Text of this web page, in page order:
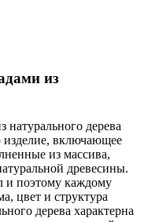
из
натурального дерева
изделие, включающее
из массива,
древесины.
и поэтому каждому
цвет и структура
дерева характерна